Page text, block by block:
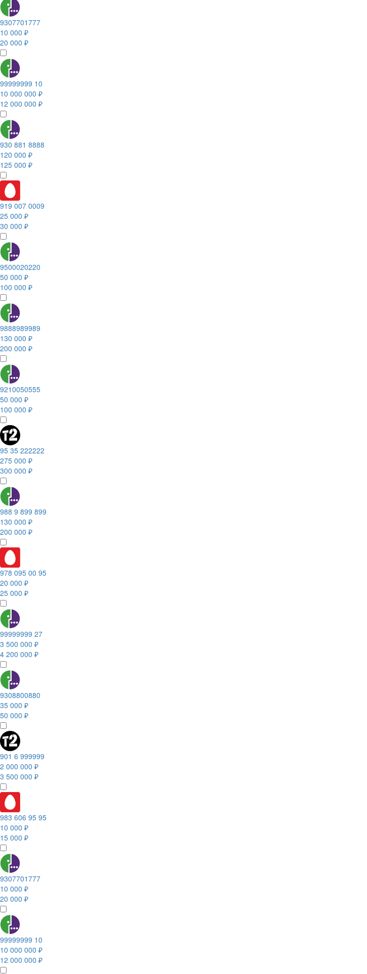
9307701777
10 000 ₽
20 000 ₽
99999999 10
10 000 000 ₽
12 000 000 ₽
930 881 8888
120 000 ₽
125 000 ₽
919 007 0009
25 000 ₽
30 000 ₽
9500020220
50 000 ₽
100 000 ₽
9888989989
130 000 ₽
200 000 ₽
9210050555
50 000 ₽
100 000 ₽
95 35 222222
275 000 ₽
300 000 ₽
988 9 899 899
130 000 ₽
200 000 ₽
978 095 00 95
20 000 ₽
25 000 ₽
99999999 27
3 500 000 ₽
4 200 000 ₽
9308800880
35 000 ₽
50 000 ₽
901 6 999999
2 000 000 ₽
3 500 000 ₽
983 606 95 95
10 000 ₽
15 000 ₽
9307701777
10 000 ₽
20 000 ₽
99999999 10
10 000 000 ₽
12 000 000 ₽